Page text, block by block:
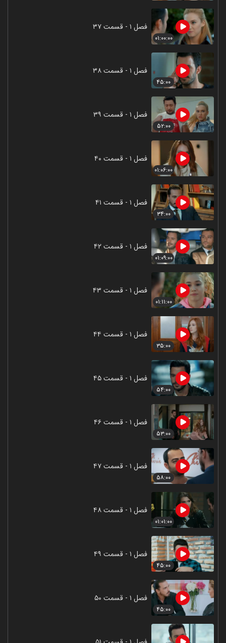
۰۱:۰۰:۰۰
فصل ۱ - قسمت ۳۷
۴۵:۰۰
فصل ۱ - قسمت ۳۸
۵۲:۰۰
فصل ۱ - قسمت ۳۹
۰۱:۰۶:۰۰
فصل ۱ - قسمت ۴۰
۳۴:۰۰
فصل ۱ - قسمت ۴۱
۰۱:۰۹:۰۰
فصل ۱ - قسمت ۴۲
۰۱:۱۱:۰۰
فصل ۱ - قسمت ۴۳
۳۵:۰۰
فصل ۱ - قسمت ۴۴
۵۴:۰۰
فصل ۱ - قسمت ۴۵
۵۳:۰۰
فصل ۱ - قسمت ۴۶
۵۸:۰۰
فصل ۱ - قسمت ۴۷
۰۱:۰۱:۰۰
فصل ۱ - قسمت ۴۸
۴۵:۰۰
فصل ۱ - قسمت ۴۹
۴۵:۰۰
فصل ۱ - قسمت ۵۰